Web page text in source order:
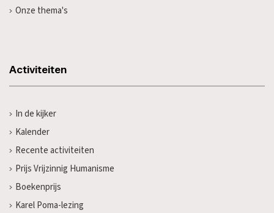
Onze thema's
Activiteiten
In de kijker
Kalender
Recente activiteiten
Prijs Vrijzinnig Humanisme
Boekenprijs
Karel Poma-lezing